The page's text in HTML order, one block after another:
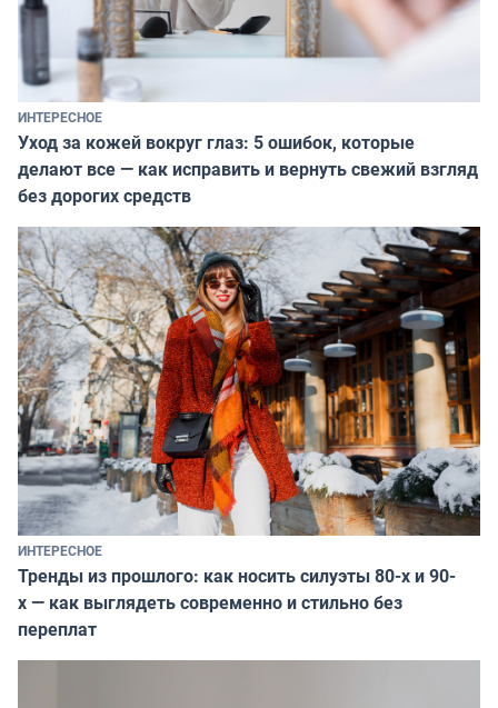
ИНТЕРЕСНОЕ
Уход за кожей вокруг глаз: 5 ошибок, которые
делают все — как исправить и вернуть свежий взгляд
без дорогих средств
ИНТЕРЕСНОЕ
Тренды из прошлого: как носить силуэты 80-х и 90-
х — как выглядеть современно и стильно без
переплат